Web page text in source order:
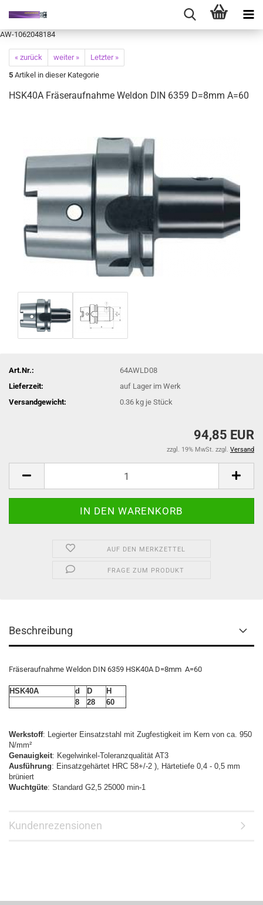
AW-1062048184
« zurück weiter »
Letzter »
5 Artikel in dieser Kategorie
HSK40A Fräseraufnahme Weldon DIN 6359 D=8mm A=60
Art.Nr.:
64AWLD08
Lieferzeit:
auf Lager im Werk
Versandgewicht:
0.36 kg je Stück
94,85 EUR
zzgl. 19% MwSt. zzgl. Versand
AUF DEN MERKZETTEL
FRAGE ZUM PRODUKT
Beschreibung
Fräseraufnahme Weldon DIN 6359 HSK40A D=8mm A=60
HSK40A d D
H
8
28 60
Werkstoff: Legierter Einsatzstahl mit Zugfestigkeit im Kern von ca. 950
N/mm²
Genauigkeit: Kegelwinkel-Toleranzqualität AT3
Ausführung: Einsatzgehärtet HRC 58+/-2 ), Härtetiefe 0,4 - 0,5 mm
brüniert
Wuchtgüte: Standard G2,5 25000 min-1
Kundenrezensionen